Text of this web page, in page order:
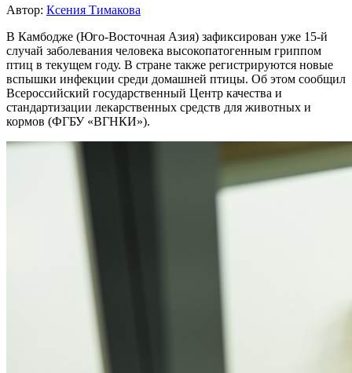
Автор: Ксения Тимакова
В Камбодже (Юго-Восточная Азия) зафиксирован уже 15-й
случай заболевания человека высокопатогенным гриппом
птиц в текущем году. В стране также регистрируются новые
вспышки инфекции среди домашней птицы. Об этом сообщил
Всероссийский государственный Центр качества и
стандартизации лекарственных средств для животных и
кормов (ФГБУ «ВГНКИ»).